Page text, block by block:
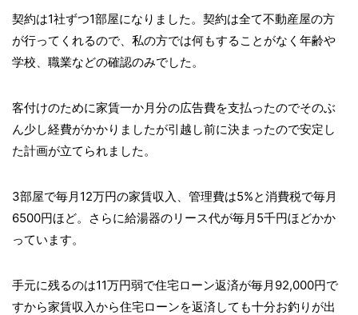
契約は1社ずつ1部屋になりました。契約は全て不動産屋の方
が行ってくれるので、私の方では何もすることがなく年齢や
学校、職業などの確認のみでした。
客付けのために家賃一か月分の広告費を支払ったのでそのぶ
ん少し経費がかかりましたが引越し前に決まったので安定し
た計画が立てられました。
3部屋で毎月12万円の家賃収入、管理費は5%と消費税で毎月
6500円ほど。さらに給湯器のリース代が毎月5千円ほどかか
っています。
手元に残るのは11万円弱で住宅ローン返済が毎月92,000円で
すから家賃収入から住宅ローンを返済しても十分お釣りが出